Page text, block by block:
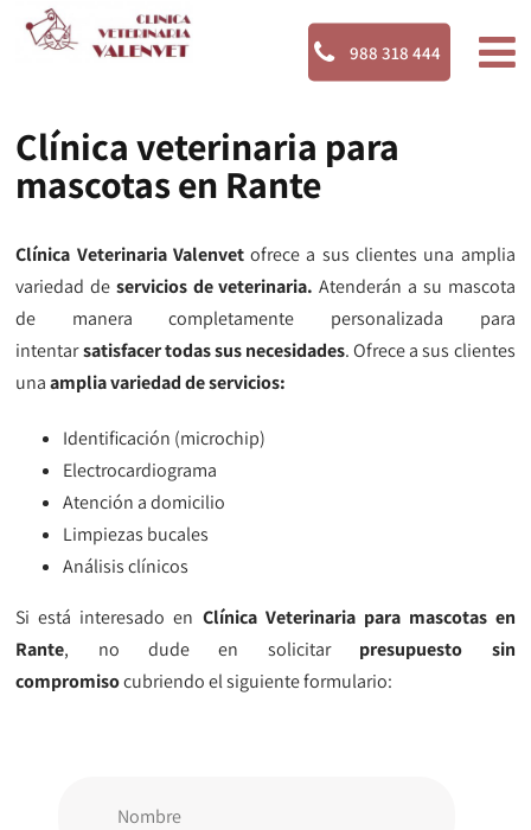
988 318 444
Clínica veterinaria para
mascotas en Rante
Clínica Veterinaria Valenvetofrece a sus clientes una amplia
variedad de servicios de veterinaria. Atenderán a su mascota
de manera completamente personalizada para
intentarsatisfacer todas sus necesidades. Ofrece a sus clientes
unaamplia variedad de servicios:
Identificación (microchip)
Electrocardiograma
Atención a domicilio
Limpiezas bucales
Análisis clínicos
Si está interesado en Clínica Veterinaria para mascotas en
Rante, no dude en solicitar presupuesto sin
compromisocubriendo el siguiente formulario: